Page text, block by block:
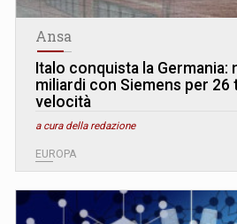
Ansa
Italo conquista la Germania:
miliardi con Siemens per 26
velocità
a cura della redazione
EUROPA